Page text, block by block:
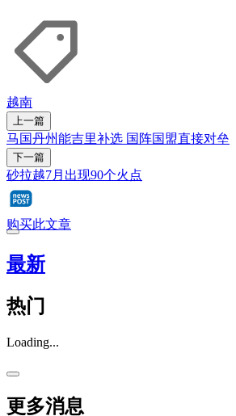
越南
上一篇
马国丹州能吉里补选 国阵国盟直接对垒
下一篇
砂拉越7月出现90个火点
购买此文章
最新
热门
Loading...
更多消息